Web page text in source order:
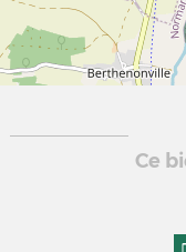
Ce